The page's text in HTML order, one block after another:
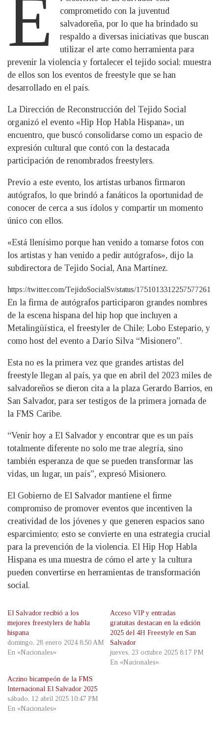
E
comprometido con la juventud
salvadoreña, por lo que ha brindado su
respaldo a diversas iniciativas que buscan
utilizar el arte como herramienta para
prevenir la violencia y fortalecer el tejido social; muestra
de ellos son los eventos de freestyle que se han
desarrollado en el país.
La Dirección de Reconstrucción del Tejido Social
organizó el evento «Hip Hop Habla Hispana», un
encuentro, que buscó consolidarse como un espacio de
expresión cultural que contó con la destacada
participación de renombrados freestylers.
Previo a este evento, los artistas urbanos firmaron
autógrafos, lo que brindó a fanáticos la oportunidad de
conocer de cerca a sus ídolos y compartir un momento
único con ellos.
«Está llenísimo porque han venido a tomarse fotos con
los artistas y han venido a pedir autógrafos», dijo la
subdirectora de Tejido Social, Ana Martínez.
https://twitter.com/TejidoSocialSv/status/1751013312257577261
En la firma de autógrafos participaron grandes nombres
de la escena hispana del hip hop que incluyen a
Metalingüística, el freestyler de Chile; Lobo Estepario, y
como host del evento a Darío Silva “Misionero”.
Esta no es la primera vez que grandes artistas del
freestyle llegan al país, ya que en abril del 2023 miles de
salvadoreños se dieron cita a la plaza Gerardo Barrios, en
San Salvador, para ser testigos de la primera jornada de
la FMS Caribe.
“Venir hoy a El Salvador y encontrar que es un país
totalmente diferente no solo me trae alegría, sino
también esperanza de que se pueden transformar las
vidas, un lugar, un país”, expresó Misionero.
El Gobierno de El Salvador mantiene el firme
compromiso de promover eventos que incentiven la
creatividad de los jóvenes y que generen espacios sano
esparcimiento; esto se convierte en una estrategia crucial
para la prevención de la violencia. El Hip Hop Habla
Hispana es una muestra de cómo el arte y la cultura
pueden convertirse en herramientas de transformación
social.
El Salvador recibió a los
mejores freestylers de habla
hispana
domingo, 28 enero 2024 8:50 AM
En «Nacionales»
Acceso VIP y entradas
gratuitas destacan en la edición
2025 del 4H Freestyle en San
Salvador
jueves, 23 octubre 2025 8:17 PM
En «Nacionales»
Aczino bicampeón de la FMS
Internacional El Salvador 2025
sábado, 12 abril 2025 10:47 PM
En «Nacionales»